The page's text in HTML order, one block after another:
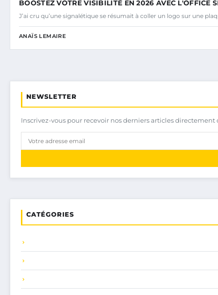
BOOSTEZ VOTRE VISIBILITÉ EN 2026 AVEC L'OFFICE
J’ai cru qu’une signalétique se résumait à coller un logo sur une
ANAÏS LEMAIRE
NEWSLETTER
Inscrivez-vous pour recevoir nos derniers articles
CATÉGORIES